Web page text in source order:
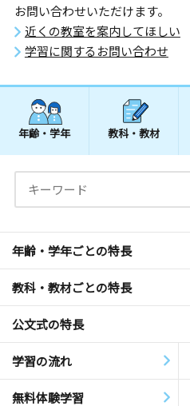
お問い合わせいただけます。
近くの教室を案内してほしい
学習に関するお問い合わせ
年齢・学年 教科・教材
年齢・学年ごとの特長
教科・教材ごとの特長
公文式の特長
学習の流れ
無料体験学習